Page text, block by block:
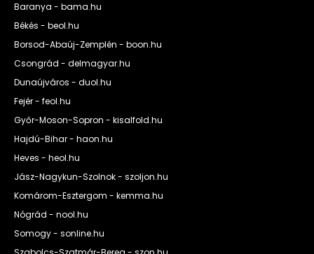
Baranya - bama.hu
Békés - beol.hu
Borsod-Abaúj-Zemplén - boon.hu
Csongrád - delmagyar.hu
Dunaújváros - duol.hu
Fejér - feol.hu
Győr-Moson-Sopron - kisalfold.hu
Hajdú-Bihar - haon.hu
Heves - heol.hu
Jász-Nagykun-Szolnok - szoljon.hu
Komárom-Esztergom - kemma.hu
Nógrád - nool.hu
Somogy - sonline.hu